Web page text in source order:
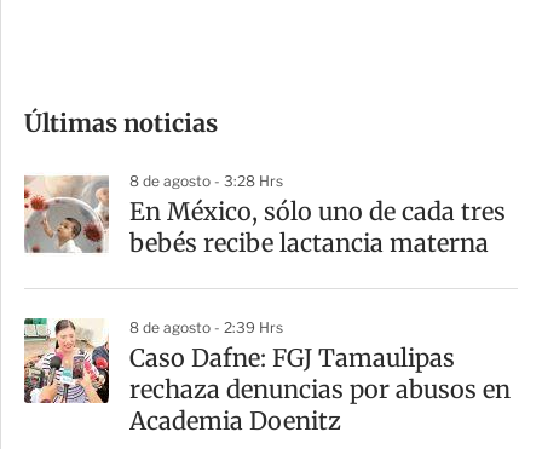
m
a
r
i
r
Últimas noticias
8 de agosto - 3:28 Hrs
En México, sólo uno de cada tres
bebés recibe lactancia materna
8 de agosto - 2:39 Hrs
Caso Dafne: FGJ Tamaulipas
rechaza denuncias por abusos en
Academia Doenitz